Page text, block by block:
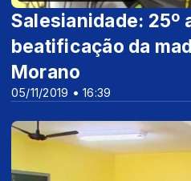
05/11/2019 • 16:39
Salesianidade: 25º
beatificação da
Morano